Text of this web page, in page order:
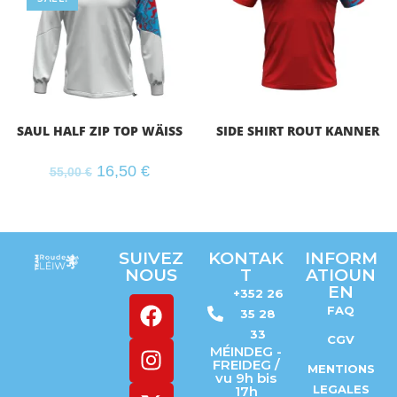
SAUL HALF ZIP TOP WÄISS
55,00€ 16,50 €
SIDE SHIRT ROUT KANNER
SUIVEZ
NOUS
KONTAK
T
+352 26
35 28
33
MÉINDEG -
FREIDEG /
vu 9h bis
17h
INFORM
ATIOUN
EN
FAQ
CGV
MENTIONS
LEGALES